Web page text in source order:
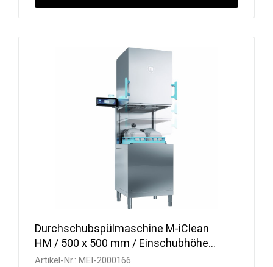
Durchschubspülmaschine M-iClean
HM / 500 x 500 mm / Einschubhöhe
505 mm
Artikel-Nr.: MEI-2000166